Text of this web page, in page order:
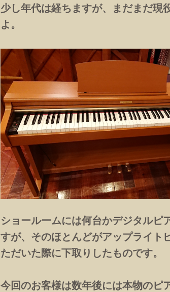
少し年代は経ちますが、まだまだ現
よ。
ショールームには何台かデジタルピ
すが、そのほとんどがアップライト
ただいた際に下取りしたものです。
今回のお客様は数年後には本物のピ